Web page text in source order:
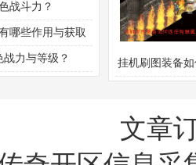
战斗力？
哪些作用与获取
力与等级？ 挂机刷图装备
文章